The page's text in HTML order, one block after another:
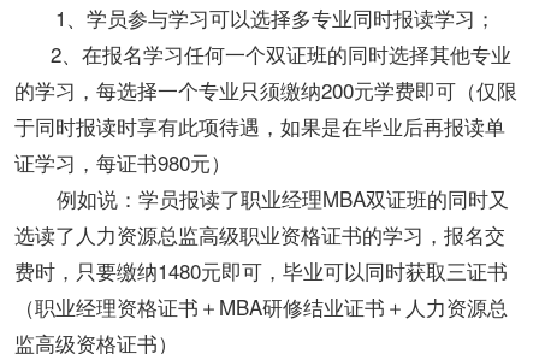
1、学员参与学习可以选择多专业同时报读学习；
2、在报名学习任何一个双证班的同时选择其他专业
的学习，每选择一个专业只须缴纳200元学费即可（仅限
于同时报读时享有此项待遇，如果是在毕业后再报读单
证学习，每证书980元）
例如说：学员报读了职业经理MBA双证班的同时又
选读了人力资源总监高级职业资格证书的学习，报名交
费时，只要缴纳1480元即可，毕业可以同时获取三证书
（职业经理资格证书＋MBA研修结业证书＋人力资源总
监高级资格证书）